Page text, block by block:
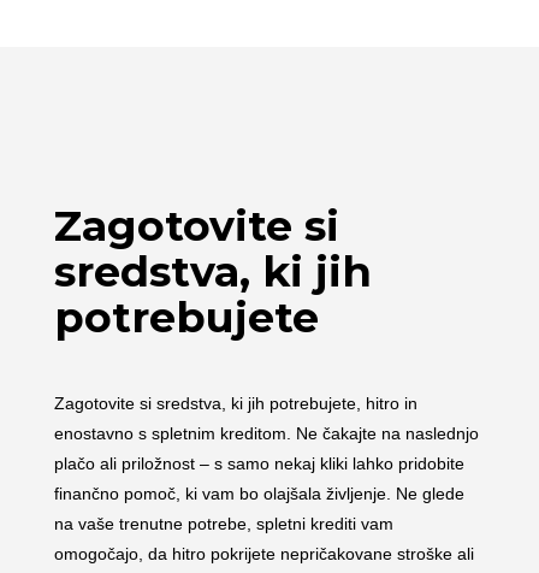
Zagotovite si
sredstva, ki jih
potrebujete
Zagotovite si sredstva, ki jih potrebujete, hitro in
enostavno s spletnim kreditom. Ne čakajte na naslednjo
plačo ali priložnost – s samo nekaj kliki lahko pridobite
finančno pomoč, ki vam bo olajšala življenje. Ne glede
na vaše trenutne potrebe, spletni krediti vam
omogočajo, da hitro pokrijete nepričakovane stroške ali